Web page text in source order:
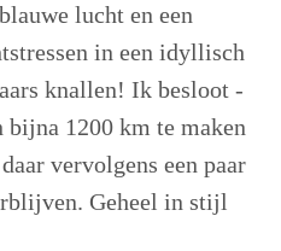
lucht en een
in een idyllisch
knallen! Ik besloot -
1200 km te maken
vervolgens een paar
Geheel in stijl